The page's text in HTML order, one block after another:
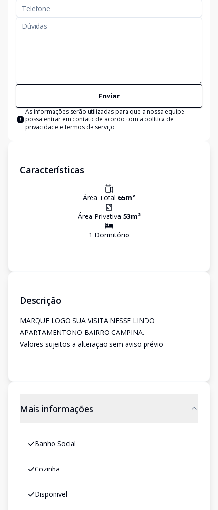
Enviar
As informações serão utilizadas para que a nossa equipe
possa entrar em contato de acordo com a política de
privacidade e termos de serviço
Características
Área Total 65m²
Área Privativa 53m²
1 Dormitório
Descrição
MARQUE LOGO SUA VISITA NESSE LINDO
APARTAMENTONO BAIRRO CAMPINA.
Valores sujeitos a alteração sem aviso prévio
Mais informações
Banho Social
Cozinha
Disponivel